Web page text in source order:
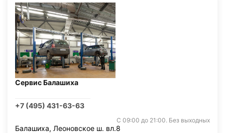
Сервис Балашиха
+7 (495) 431-63-63
С 09:00 до 21:00. Без выходных
Балашиха, Леоновское ш. вл.8